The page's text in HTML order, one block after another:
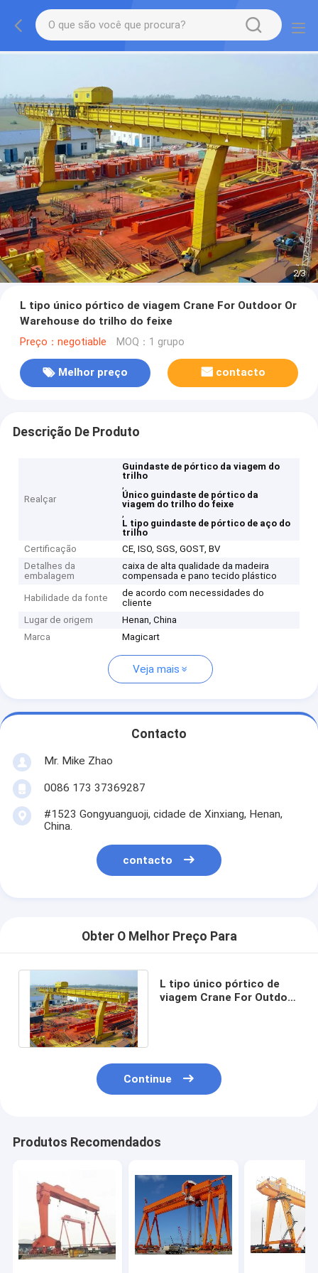
2/3
L tipo único pórtico de viagem Crane For Outdoor Or
Warehouse do trilho do feixe
Preço：negotiable MOQ：1 grupo
Melhor preço contacto
Descrição De Produto
Realçar
Guindaste de pórtico da viagem do
trilho
,
Único guindaste de pórtico da
viagem do trilho do feixe
,
L tipo guindaste de pórtico de aço do
trilho
Certificação
CE, ISO, SGS, GOST, BV
Detalhes da
embalagem
caixa de alta qualidade da madeira
compensada e pano tecido plástico
Habilidade da fonte
de acordo com necessidades do
cliente
Lugar de origem
Henan, China
Marca
Magicart
Veja mais
Contacto
Mr. Mike Zhao
0086 173 37369287
#1523 Gongyuanguoji, cidade de Xinxiang, Henan,
China.
contacto
Obter O Melhor Preço Para
L tipo único pórtico de
viagem Crane For Outdoor
Continue
Produtos Recomendados